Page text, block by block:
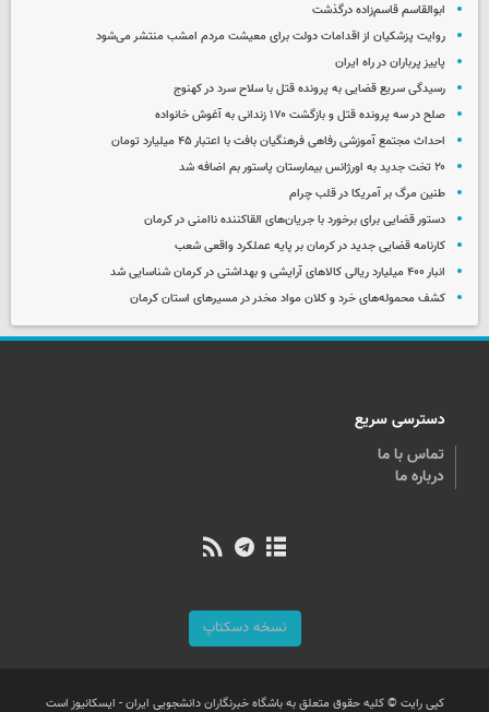
ابوالقاسم قاسم‌زاده درگذشت
روایت پزشکیان از اقدامات دولت برای معیشت مردم امشب منتشر می‌شود
پاییز پرباران در راه ایران
رسیدگی سریع قضایی به پرونده قتل با سلاح سرد در کهنوج
صلح در سه پرونده قتل و بازگشت ۱۷۰ زندانی به آغوش خانواده
احداث مجتمع آموزشی رفاهی فرهنگیان بافت با اعتبار ۴۵ میلیارد تومان
۲۰ تخت جدید به اورژانس بیمارستان پاستور بم اضافه شد
طنین مرگ بر آمریکا در قلب چرام
دستور قضایی برای برخورد با جریان‌های القاکننده ناامنی در کرمان
کارنامه قضایی جدید در کرمان بر پایه عملکرد واقعی شعب
انبار ۴۰۰ میلیارد ریالی کالاهای آرایشی و بهداشتی در کرمان شناسایی شد
کشف محموله‌های خرد و کلان مواد مخدر در مسیرهای استان کرمان
دسترسی سریع
تماس با ما
درباره ما
نسخه دسکتاپ
کپی رایت © کلیه حقوق متعلق به باشگاه خبرنگاران دانشجویی ایران - ایسکانیوز است